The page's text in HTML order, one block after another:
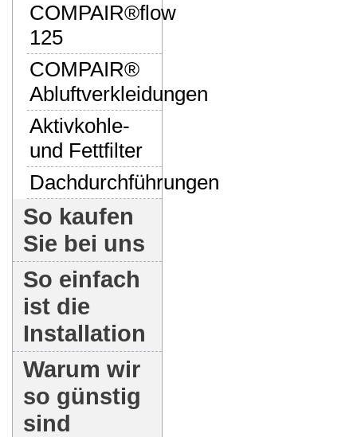
COMPAIR®flow
125
COMPAIR®
Abluftverkleidungen
Aktivkohle-
und Fettfilter
Dachdurchführungen
So kaufen
Sie bei uns
So einfach
ist die
Installation
Warum wir
so günstig
sind